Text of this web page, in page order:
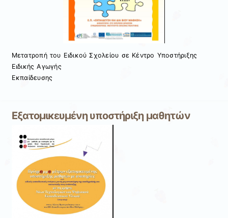
Μετατροπή του Ειδικού Σχολείου σε Κέντρο Υποστήριξης
Ειδικής Αγωγής
Εκπαίδευσης
Εξατομικευμένη υποστήριξη μαθητών